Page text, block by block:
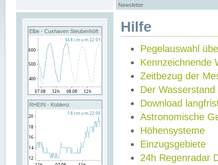
Newsletter
Elbe - Cuxhaven Steubenhöft
RHEIN - Koblenz
Hilfe
Pegelauswahl
Kennzeichnende
Zeitbezug der
Der Wasserstand
Download
Astronomische
Höhensysteme
Einzugsgebiete
24h Regenradar